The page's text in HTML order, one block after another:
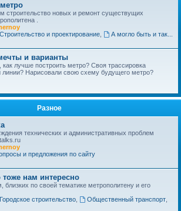
строительство новых и ремонт существущих
.
Строительство и проектирование,
А могло быть и так...
и варианты
как лучше построить метро? Своя трассировка
линии? Нарисовали свою схему будущего метро?
Разное
технических и административных проблем
и предложения по сайту
нам интересно
близких по своей тематике метрополитену и его
Городское строительство, Общественный транспорт,